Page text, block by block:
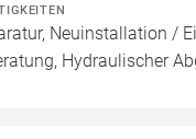
Neuinstallation /
Hydraulischer